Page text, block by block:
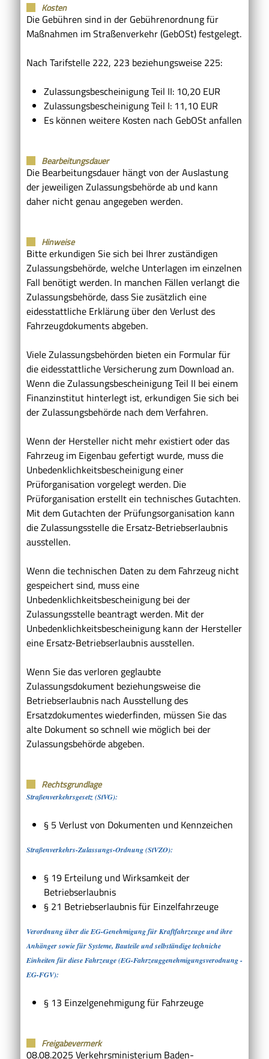
Kosten
Die Gebühren sind in der Gebührenordnung für
Maßnahmen im Straßenverkehr (GebOSt) festgelegt.
Nach Tarifstelle 222, 223 beziehungsweise 225:
Zulassungsbescheinigung Teil II: 10,20 EUR
Zulassungsbescheinigung Teil I: 11,10 EUR
Es können weitere Kosten nach GebOSt anfallen
Bearbeitungsdauer
Die Bearbeitungsdauer hängt von der Auslastung
der jeweiligen Zulassungsbehörde ab und kann
daher nicht genau angegeben werden.
Hinweise
Bitte erkundigen Sie sich bei Ihrer zuständigen
Zulassungsbehörde, welche Unterlagen im einzelnen
Fall benötigt werden. In manchen Fällen verlangt die
Zulassungsbehörde, dass Sie zusätzlich eine
eidesstattliche Erklärung über den Verlust des
Fahrzeugdokuments abgeben.
Viele Zulassungsbehörden bieten ein Formular für
die eidesstattliche Versicherung zum Download an.
Wenn die Zulassungsbescheinigung Teil II bei einem
Finanzinstitut hinterlegt ist, erkundigen Sie sich bei
der Zulassungsbehörde nach dem Verfahren.
Wenn der Hersteller nicht mehr existiert oder das
Fahrzeug im Eigenbau gefertigt wurde, muss die
Unbedenklichkeitsbescheinigung einer
Prüforganisation vorgelegt werden. Die
Prüforganisation erstellt ein technisches Gutachten.
Mit dem Gutachten der Prüfungsorganisation kann
die Zulassungsstelle die Ersatz-Betriebserlaubnis
ausstellen.
Wenn die technischen Daten zu dem Fahrzeug nicht
gespeichert sind, muss eine
Unbedenklichkeitsbescheinigung bei der
Zulassungsstelle beantragt werden. Mit der
Unbedenklichkeitsbescheinigung kann der Hersteller
eine Ersatz-Betriebserlaubnis ausstellen.
Wenn Sie das verloren geglaubte
Zulassungsdokument beziehungsweise die
Betriebserlaubnis nach Ausstellung des
Ersatzdokumentes wiederfinden, müssen Sie das
alte Dokument so schnell wie möglich bei der
Zulassungsbehörde abgeben.
Rechtsgrundlage
Straßenverkehrsgesetz (StVG):
§ 5 Verlust von Dokumenten und Kennzeichen
Straßenverkehrs-Zulassungs-Ordnung (StVZO):
§ 19 Erteilung und Wirksamkeit der
Betriebserlaubnis
§ 21 Betriebserlaubnis für Einzelfahrzeuge
Verordnung über die EG-Genehmigung für Kraftfahrzeuge und ihre
Anhänger sowie für Systeme, Bauteile und selbständige techniche
Einheiten für diese Fahrzeuge (EG-Fahrzeuggenehmigungsverodnung -
EG-FGV):
§ 13 Einzelgenehmigung für Fahrzeuge
Freigabevermerk
08.08.2025 Verkehrsministerium Baden-